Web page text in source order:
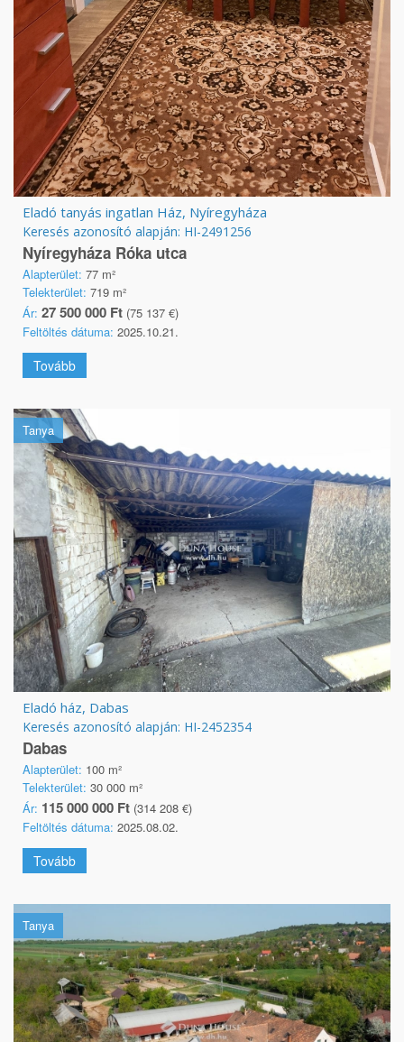
Eladó tanyás ingatlan Ház, Nyíregyháza
Keresés azonosító alapján: HI-2491256
Nyíregyháza Róka utca
Alapterület: 77 m²
Telekterület: 719 m²
Ár: 27 500 000 Ft (75 137 €)
Feltöltés dátuma: 2025.10.21.
Tovább
Tanya
Eladó ház, Dabas
Keresés azonosító alapján: HI-2452354
Dabas
Alapterület: 100 m²
Telekterület: 30 000 m²
Ár: 115 000 000 Ft (314 208 €)
Feltöltés dátuma: 2025.08.02.
Tovább
Tanya